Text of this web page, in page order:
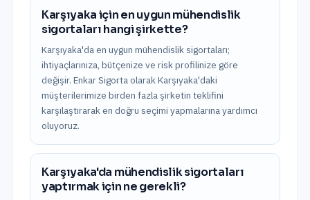
Karşıyaka için en uygun mühendislik
sigortaları hangi şirkette?
Karşıyaka'da en uygun mühendislik sigortaları;
ihtiyaçlarınıza, bütçenize ve risk profilinize göre
değişir. Enkar Sigorta olarak Karşıyaka'daki
müşterilerimize birden fazla şirketin teklifini
karşılaştırarak en doğru seçimi yapmalarına yardımcı
oluyoruz.
Karşıyaka'da mühendislik sigortaları
yaptırmak için ne gerekli?